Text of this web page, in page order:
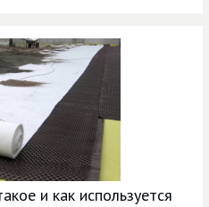
и как используется